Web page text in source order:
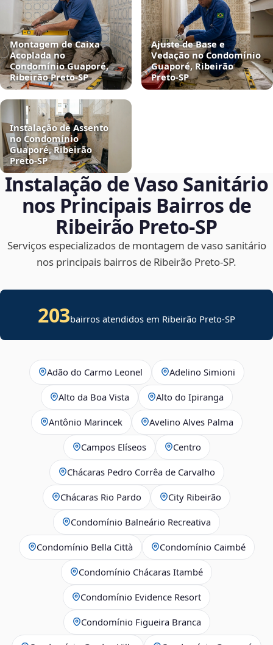
Montagem de Caixa
Acoplada no
Condomínio Guaporé,
Ribeirão Preto‑SP
Ajuste de Base e
Vedação no Condomínio
Guaporé, Ribeirão
Preto‑SP
Instalação de Assento
no Condomínio
Guaporé, Ribeirão
Preto‑SP
Instalação de Vaso Sanitário
nos Principais Bairros de
Ribeirão Preto‑SP
Serviços especializados de montagem de vaso sanitário
nos principais bairros de Ribeirão Preto‑SP.
203bairros atendidos em Ribeirão Preto-SP
Adão do Carmo Leonel Adelino Simioni
Alto da Boa Vista Alto do Ipiranga
Antônio Marincek Avelino Alves Palma
Campos Elíseos Centro
Chácaras Pedro Corrêa de Carvalho
Chácaras Rio Pardo City Ribeirão
Condomínio Balneário Recreativa
Condomínio Bella Città Condomínio Caimbé
Condomínio Chácaras Itambé
Condomínio Evidence Resort
Condomínio Figueira Branca